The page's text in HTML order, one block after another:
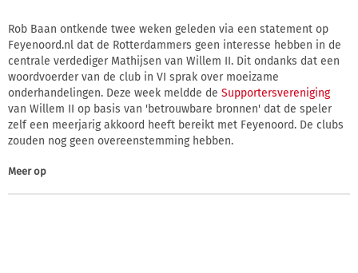
Rob Baan ontkende twee weken geleden via een statement op
Feyenoord.nl dat de Rotterdammers geen interesse hebben in de
centrale verdediger Mathijsen van Willem II. Dit ondanks dat een
woordvoerder van de club in VI sprak over moeizame
onderhandelingen. Deze week meldde de Supportersvereniging
van Willem II op basis van 'betrouwbare bronnen' dat de speler
zelf een meerjarig akkoord heeft bereikt met Feyenoord. De clubs
zouden nog geen overeenstemming hebben.
Meer op